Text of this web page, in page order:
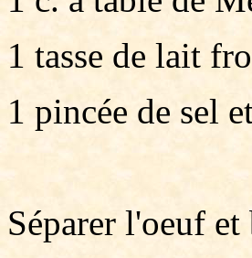
1 tasse de lait
1 pincée de sel
Séparer l'oeuf